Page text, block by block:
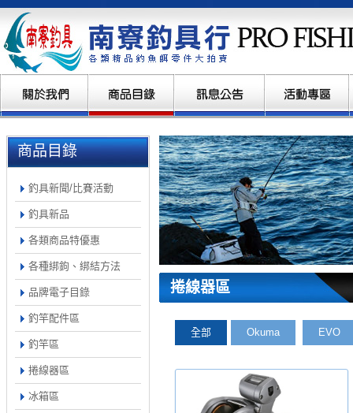
商品目錄
釣具新聞/比賽活動
釣具新品
各類商品特優惠
各種綁鉤、綁結方法
品牌電子目錄
釣竿配件區
釣竿區
捲線器區
冰箱區
捲線器區
全部 Okuma EVO